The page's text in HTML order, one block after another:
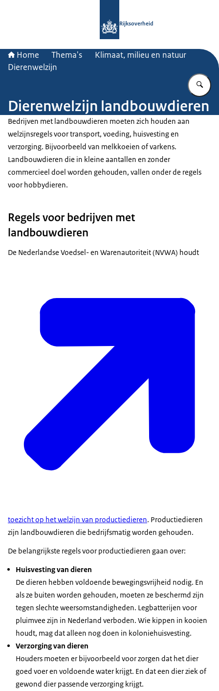
Rijksoverheid
Home Thema's
Klimaat, milieu en natuur
Dierenwelzijn
Dierenwelzijn landbouwdieren
Bedrijven met landbouwdieren moeten zich houden aan
welzijnsregels voor transport, voeding, huisvesting en
verzorging. Bijvoorbeeld van melkkoeien of varkens.
Landbouwdieren die in kleine aantallen en zonder
commercieel doel worden gehouden, vallen onder de regels
voor hobbydieren.
Regels voor bedrijven met
landbouwdieren
De Nederlandse Voedsel- en Warenautoriteit (NVWA) houdt
toezicht op het welzijn van productiedieren. Productiedieren
zijn landbouwdieren die bedrijfsmatig worden gehouden.
De belangrijkste regels voor productiedieren gaan over:
Huisvesting van dieren
De dieren hebben voldoende bewegingsvrijheid nodig. En
als ze buiten worden gehouden, moeten ze beschermd zijn
tegen slechte weersomstandigheden. Legbatterijen voor
pluimvee zijn in Nederland verboden. Wie kippen in kooien
houdt, mag dat alleen nog doen in koloniehuisvesting.
Verzorging van dieren
Houders moeten er bijvoorbeeld voor zorgen dat het dier
goed voer en voldoende water krijgt. En dat een dier ziek of
gewond dier passende verzorging krijgt.